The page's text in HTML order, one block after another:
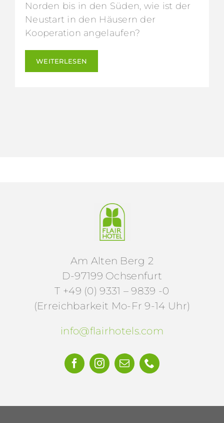
Norden bis in den Süden, wie ist der
Neustart in den Häusern der
Kooperation angelaufen?
WEITERLESEN
Am Alten Berg 2
D-97199 Ochsenfurt
T +49 (0) 9331 – 9839 -0
(Erreichbarkeit Mo-Fr 9-14 Uhr)
info@flairhotels.com